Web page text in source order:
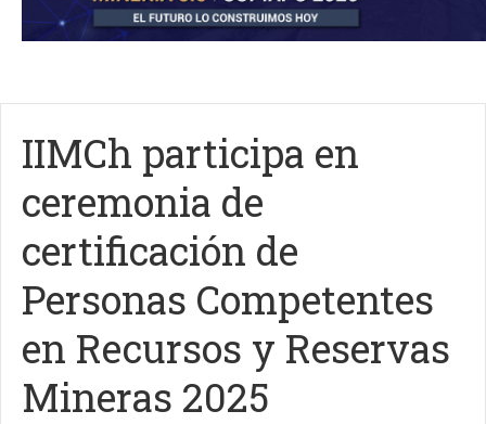
IIMCh participa en
ceremonia de
certificación de
Personas Competentes
en Recursos y Reservas
Mineras 2025